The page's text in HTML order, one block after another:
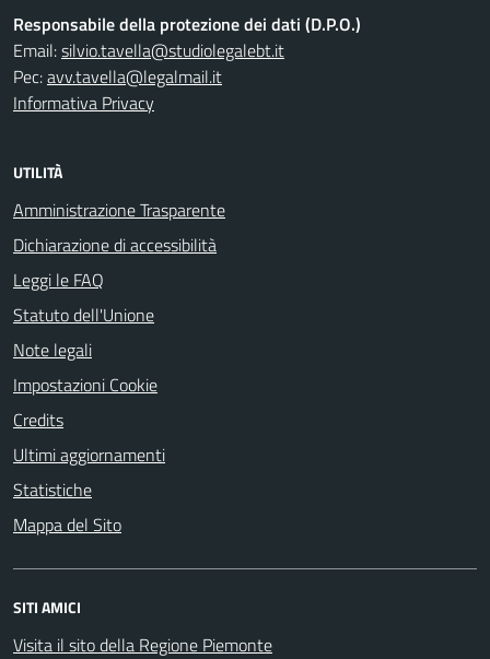
Responsabile della protezione dei dati (D.P.O.)
Email:silvio.tavella@studiolegalebt.it
Pec:avv.tavella@legalmail.it
Informativa Privacy
UTILITÀ
Amministrazione Trasparente
Dichiarazione di accessibilità
Leggi le FAQ
Statuto dell'Unione
Note legali
Impostazioni Cookie
Credits
Ultimi aggiornamenti
Statistiche
Mappa del Sito
SITI AMICI
Visita il sito della Regione Piemonte